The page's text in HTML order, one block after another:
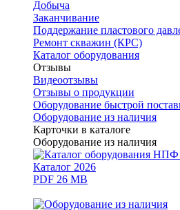
Добыча
Заканчивание
Поддержание пластового
Ремонт скважин (КРС)
Каталог оборудования
Отзывы
Видеоотзывы
Отзывы о продукции
Оборудование быстрой
Оборудование из наличия
Карточки в каталоге
Оборудование из наличия
Каталог 2026
PDF 26 MB